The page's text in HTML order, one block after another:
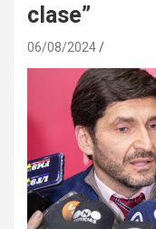
clase”
06/08/2024